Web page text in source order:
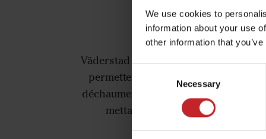
We use cookies to
information about your use
other information that
Necessary
Déchaumeurs à
Väderstad propose des
permettent d'économiser du temps
déchaumeurs sont construits pour
mettant l'accent sur la